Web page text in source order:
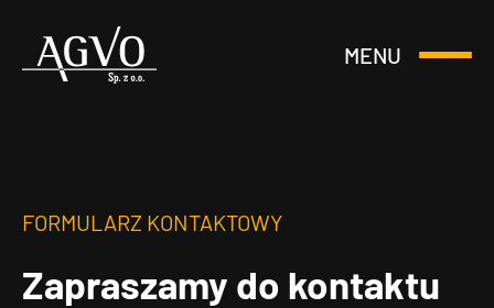
Header
MENU
Otwórz
FORMULARZ KONTAKTOWY
Zapraszamy do kontaktu